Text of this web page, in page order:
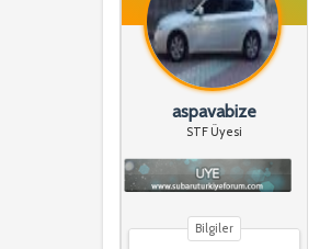
aspavabize
STF Üyesi
Bilgiler